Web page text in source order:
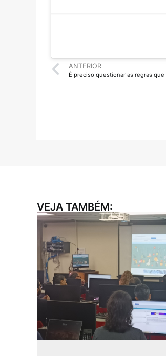
ANTERIOR
VEJA TAMBÉM: